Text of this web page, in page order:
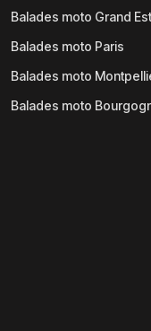
Balades moto Grand Est
Balades moto Paris
Balades moto
Balades moto